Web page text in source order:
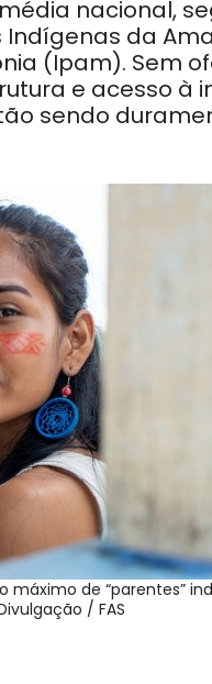
nacional,
da
(Ipam). Sem
e acesso à
sendo
de “parentes”
/ FAS